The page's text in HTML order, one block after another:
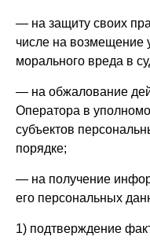
— на защиту своих
числе на возмещение
морального вреда в
— на обжалование
Оператора в
субъектов
порядке;
— на получение
его персональных
1) подтверждение